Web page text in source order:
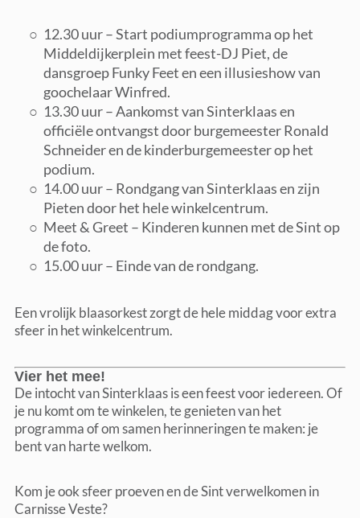
12.30 uur – Start podiumprogramma op het
Middeldijkerplein met feest-DJ Piet, de
dansgroep Funky Feet en een illusieshow van
goochelaar Winfred.
13.30 uur – Aankomst van Sinterklaas en
officiële ontvangst door burgemeester Ronald
Schneider en de kinderburgemeester op het
podium.
14.00 uur – Rondgang van Sinterklaas en zijn
Pieten door het hele winkelcentrum.
Meet & Greet – Kinderen kunnen met de Sint op
de foto.
15.00 uur – Einde van de rondgang.
Een vrolijk blaasorkest zorgt de hele middag voor extra
sfeer in het winkelcentrum.
Vier het mee!
De intocht van Sinterklaas is een feest voor iedereen. Of
je nu komt om te winkelen, te genieten van het
programma of om samen herinneringen te maken: je
bent van harte welkom.
Kom je ook sfeer proeven en de Sint verwelkomen in
Carnisse Veste?